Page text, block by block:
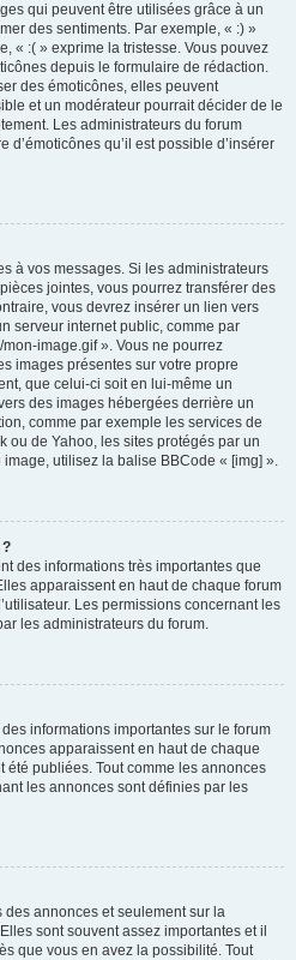
qui peuvent être utilisées grâce à un
des sentiments. Par exemple, « :) »
« :( » exprime la tristesse. Vous pouvez
depuis le formulaire de rédaction.
des émoticônes, elles peuvent
et un modérateur pourrait décider de le
Les administrateurs du forum
qu’il est possible d’insérer
à vos messages. Si les administrateurs
jointes, vous pourrez transférer des
vous devrez insérer un lien vers
serveur internet public, comme par
image.gif ». Vous ne pourrez
images présentes sur votre propre
que celui-ci soit en lui-même un
des images hébergées derrière un
comme par exemple les services de
ou de Yahoo, les sites protégés par un
utilisez la balise BBCode « [img] ».
des informations très importantes que
apparaissent en haut de chaque forum
Les permissions concernant les
les administrateurs du forum.
informations importantes sur le forum
apparaissent en haut de chaque
publiées. Tout comme les annonces
les annonces sont définies par les
annonces et seulement sur la
sont souvent assez importantes et il
que vous en avez la possibilité. Tout